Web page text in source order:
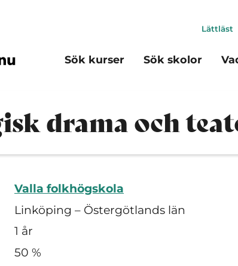
Sök kurser Sök skolor
Lättläst
drama och
Valla folkhögskola
Linköping – Östergötlands län
1 år
50 %